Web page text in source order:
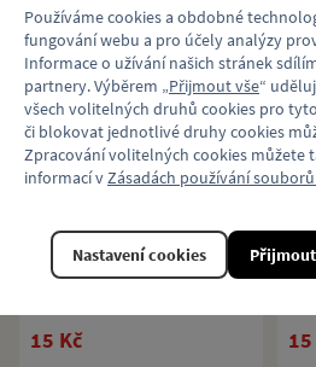
Koupit
Pohlednice autobus
(nátěr PID, v barvě)
Pohlednice se zbrusu novým
midibusem Solaris Urbino 10 v
15 Kč
Používáme cookies a obdobné
fungování webu a pro účely analýzy
Informace o užívání našich stránek
partnery. Výběrem „Přijmout vše“
všech volitelných druhů cookies pro
či blokovat jednotlivé druhy cookies
Zpracování volitelných cookies můžete
informací vZásadách používání
Nastavení cookies